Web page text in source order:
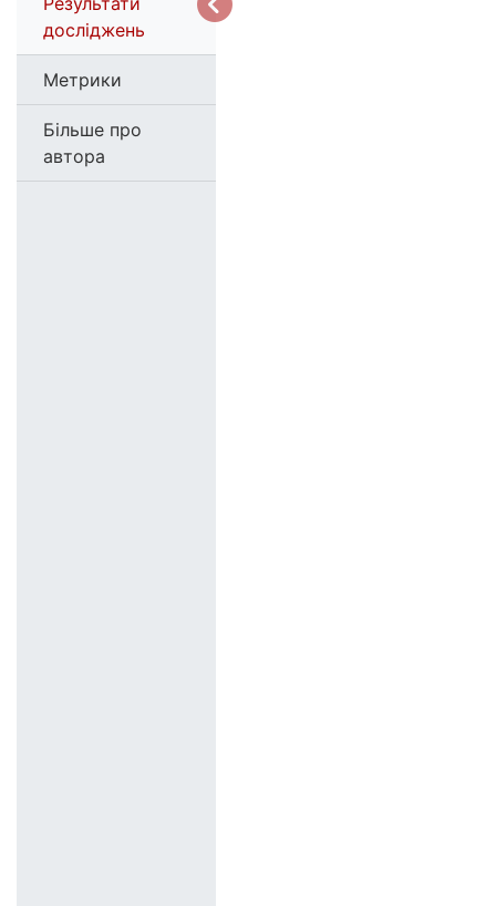
досліджень
Метрики
Більше про
автора